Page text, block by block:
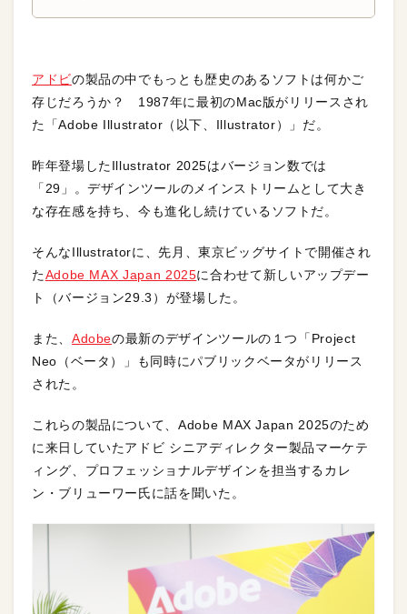
アドビの製品の中でもっとも歴史のあるソフトは何かご
存じだろうか？ 1987年に最初のMac版がリリースされ
た「Adobe Illustrator（以下、Illustrator）」だ。
昨年登場したIllustrator 2025はバージョン数では
「29」。デザインツールのメインストリームとして大き
な存在感を持ち、今も進化し続けているソフトだ。
そんなIllustratorに、先月、東京ビッグサイトで開催され
たAdobe MAX Japan 2025に合わせて新しいアップデー
ト（バージョン29.3）が登場した。
また、 Adobeの最新のデザインツールの１つ「Project
Neo（ベータ）」も同時にパブリックベータがリリース
された。
これらの製品について、Adobe MAX Japan 2025のため
に来日していたアドビ シニアディレクター製品マーケテ
ィング、プロフェッショナルデザインを担当するカレ
ン・ブリューワー氏に話を聞いた。